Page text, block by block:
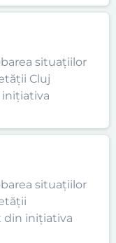
situațiilor
Cluj
inițiativa
situațiilor
din inițiativa